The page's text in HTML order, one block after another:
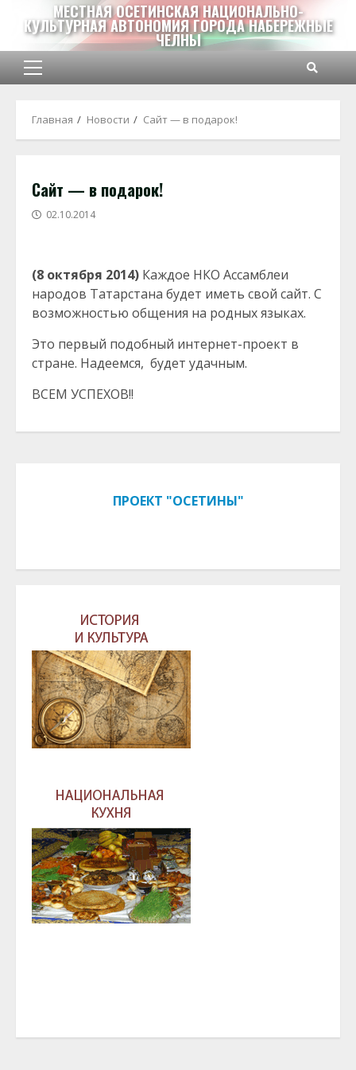
содержимому
МЕСТНАЯ ОСЕТИНСКАЯ НАЦИОНАЛЬНО-
КУЛЬТУРНАЯ АВТОНОМИЯ ГОРОДА НАБЕРЕЖНЫЕ
ЧЕЛНЫ
Основное
Главная Новости Сайт — в подарок!
Сайт — в подарок!
02.10.2014
(8 октября 2014) Каждое НКО Ассамблеи
народов Татарстана будет иметь свой сайт. С
возможностью общения на родных языках.
Это первый подобный интернет-проект в
стране. Надеемся, будет удачным.
ВСЕМ УСПЕХОВ!!
ПРОЕКТ "ОСЕТИНЫ"